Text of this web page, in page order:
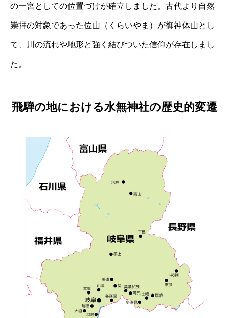
の一宮としての位置づけが確立しました。古代より自然
崇拝の対象であった位山（くらいやま）が御神体山とし
て、川の流れや地形と強く結びついた信仰が存在しまし
た。
飛騨の地における水無神社の歴史的変遷